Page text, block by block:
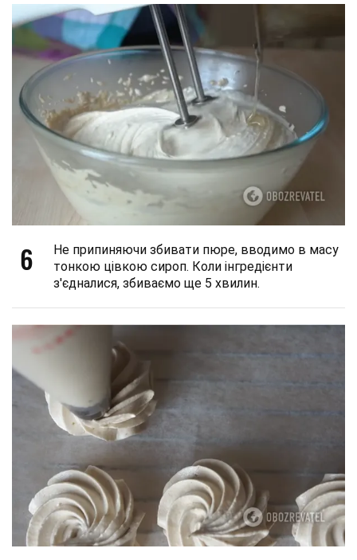
6
Не припиняючи збивати пюре, вводимо в масу
тонкою цівкою сироп. Коли інгредієнти
з'єдналися, збиваємо ще 5 хвилин.